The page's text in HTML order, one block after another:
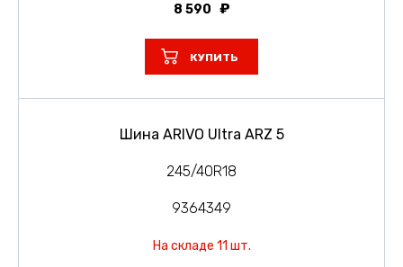
8 590
КУПИТЬ
Шина ARIVO Ultra ARZ 5
245/40R18
9364349
На складе 11 шт.